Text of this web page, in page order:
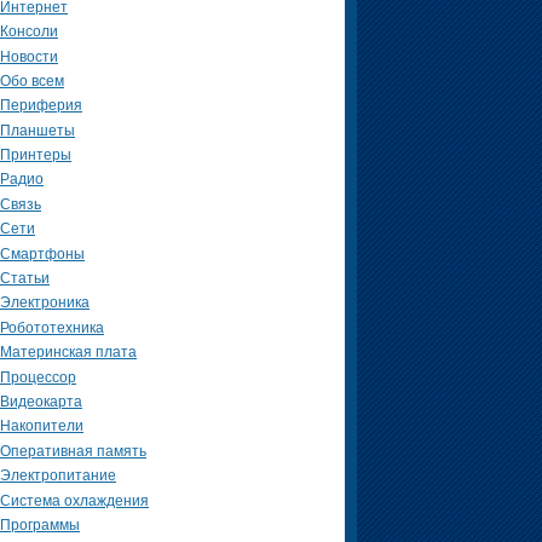
Интернет
Консоли
Новости
Обо всем
Периферия
Планшеты
Принтеры
Радио
Связь
Сети
Смартфоны
Статьи
Электроника
Робототехника
Материнская плата
Процессор
Видеокарта
Накопители
Оперативная память
Электропитание
Система охлаждения
Программы